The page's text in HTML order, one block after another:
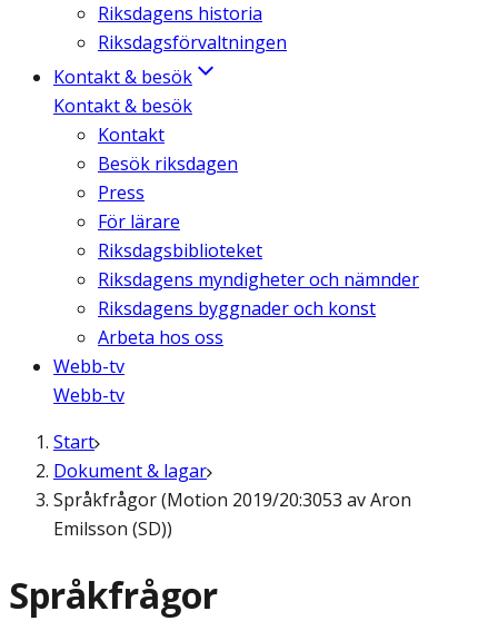
Riksdagens historia
Riksdagsförvaltningen
Kontakt & besök
Kontakt & besök
Kontakt
Besök riksdagen
Press
För lärare
Riksdagsbiblioteket
Riksdagens myndigheter och nämnder
Riksdagens byggnader och konst
Arbeta hos oss
Webb-tv
Webb-tv
Start
Dokument & lagar
Språkfrågor (Motion 2019/20:3053 av Aron
Emilsson (SD))
Språkfrågor